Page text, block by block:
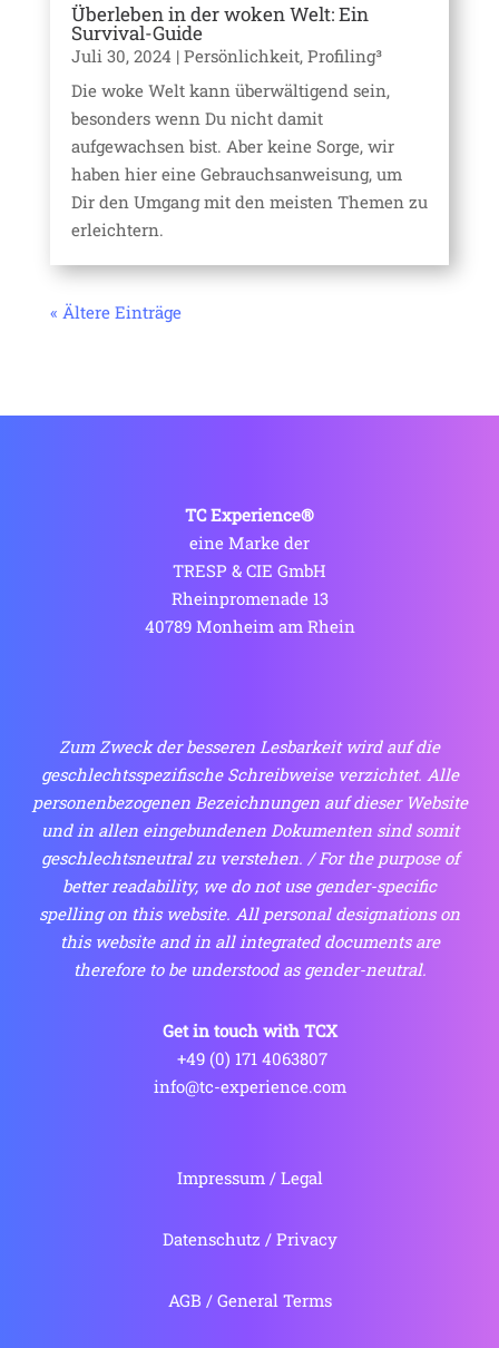
Überleben in der woken Welt: Ein
Survival-Guide
Juli 30, 2024 | Persönlichkeit, Profiling³
Die woke Welt kann überwältigend sein,
besonders wenn Du nicht damit
aufgewachsen bist. Aber keine Sorge, wir
haben hier eine Gebrauchsanweisung, um
Dir den Umgang mit den meisten Themen zu
erleichtern.
« Ältere Einträge
TC Experience®
eine Marke der
TRESP & CIE GmbH
Rheinpromenade 13
40789 Monheim am Rhein
Zum Zweck der besseren Lesbarkeit wird auf die
geschlechtsspezifische Schreibweise verzichtet. Alle
personenbezogenen Bezeichnungen auf dieser Website
und in allen eingebundenen Dokumenten sind somit
geschlechtsneutral zu verstehen. / For the purpose of
better readability, we do not use gender-specific
spelling on this website. All personal designations on
this website and in all integrated documents are
therefore to be understood as gender-neutral.
Get in touch with TCX
+49 (0) 171 4063807
info@tc-experience.com
Impressum / Legal
Datenschutz / Privacy
AGB / General Terms